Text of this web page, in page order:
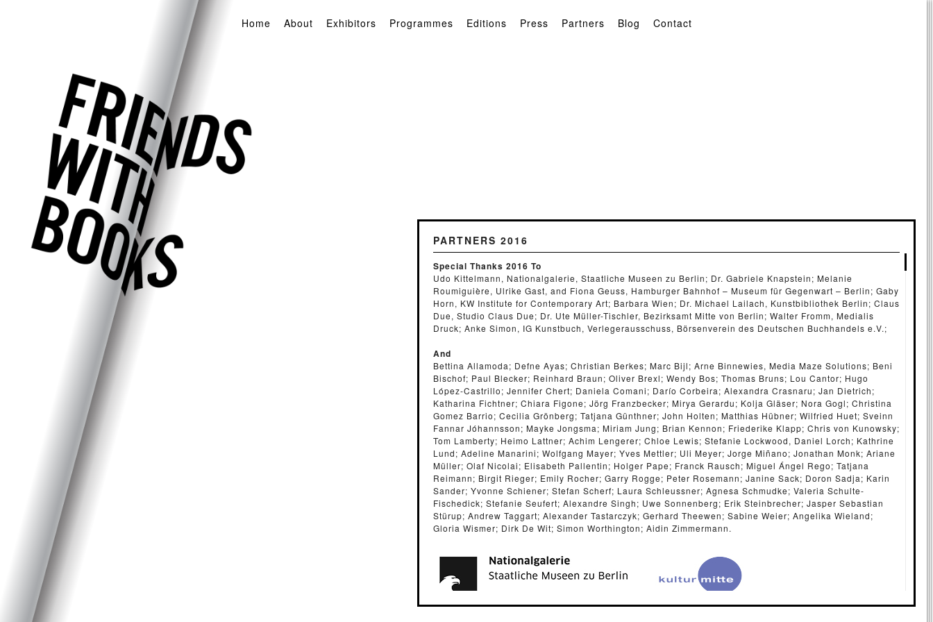
Home About Exhibitors Programmes Editions Press Partners Blog Contact
PARTNERS 2016
Special Thanks 2016 To
Udo Kittelmann, Nationalgalerie, Staatliche Museen zu Berlin; Dr. Gabriele Knapstein; Melanie
Roumiguière, Ulrike Gast, and Fiona Geuss, Hamburger Bahnhof – Museum für Gegenwart – Berlin; Gaby
Horn, KW Institute for Contemporary Art; Barbara Wien; Dr. Michael Lailach, Kunstbibliothek Berlin; Claus
Due, Studio Claus Due; Dr. Ute Müller-Tischler, Bezirksamt Mitte von Berlin; Walter Fromm, Medialis
Druck; Anke Simon, IG Kunstbuch, Verlegerausschuss, Börsenverein des Deutschen Buchhandels e.V.;
And
Bettina Allamoda; Defne Ayas; Christian Berkes; Marc Bijl; Arne Binnewies, Media Maze Solutions; Beni
Bischof; Paul Blecker; Reinhard Braun; Oliver Brexl; Wendy Bos; Thomas Bruns; Lou Cantor; Hugo
López-Castrillo; Jennifer Chert; Daniela Comani; Darío Corbeira; Alexandra Crasnaru; Jan Dietrich;
Katharina Fichtner; Chiara Figone; Jörg Franzbecker; Mirya Gerardu; Kolja Gläser; Nora Gogl; Christina
Gomez Barrio; Cecilia Grönberg; Tatjana Günthner; John Holten; Matthias Hübner; Wilfried Huet; Sveinn
Fannar Jóhannsson; Mayke Jongsma; Miriam Jung; Brian Kennon; Friederike Klapp; Chris von Kunowsky;
Tom Lamberty; Heimo Lattner; Achim Lengerer; Chloe Lewis; Stefanie Lockwood, Daniel Lorch; Kathrine
Lund; Adeline Manarini; Wolfgang Mayer; Yves Mettler; Uli Meyer; Jorge Miñano; Jonathan Monk; Ariane
Müller; Olaf Nicolai; Elisabeth Pallentin; Holger Pape; Franck Rausch; Miguel Ángel Rego; Tatjana
Reimann; Birgit Rieger; Emily Rocher; Garry Rogge; Peter Rosemann; Janine Sack; Doron Sadja; Karin
Sander; Yvonne Schiener; Stefan Scherf; Laura Schleussner; Agnesa Schmudke; Valeria Schulte-
Fischedick; Stefanie Seufert; Alexandre Singh; Uwe Sonnenberg; Erik Steinbrecher; Jasper Sebastian
Stürup; Andrew Taggart; Alexander Tastarczyk; Gerhard Theewen; Sabine Weier; Angelika Wieland;
Gloria Wismer; Dirk De Wit; Simon Worthington; Aidin Zimmermann.